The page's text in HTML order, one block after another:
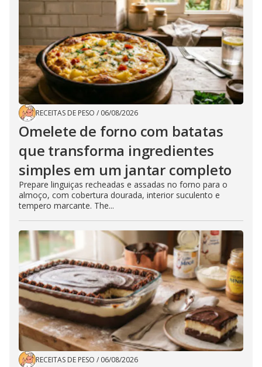
RECEITAS DE PESO / 06/08/2026
Omelete de forno com batatas
que transforma ingredientes
simples em um jantar completo
Prepare linguiças recheadas e assadas no forno para o
almoço, com cobertura dourada, interior suculento e
tempero marcante. The...
RECEITAS DE PESO / 06/08/2026